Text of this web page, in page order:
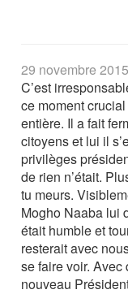
29 novembre
C’est
ce moment
entière. Il a fait
citoyens et lui il
privilèges
de rien n’était.
tu meurs.
Mogho Naaba lui
était humble et
resterait avec
se faire voir.
nouveau